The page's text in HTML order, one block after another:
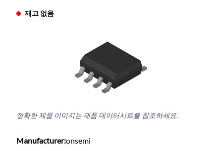
재고 없음
정확한 제품 이미지는 제품 데이터시트를 참조하세요.
Manufacturer:onsemi